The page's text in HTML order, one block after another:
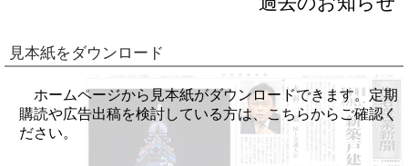
見本紙をダウンロード
ホームページから見本紙がダウンロードできます。定期
購読や広告出稿を検討している方は、こちらからご確認く
ださい。